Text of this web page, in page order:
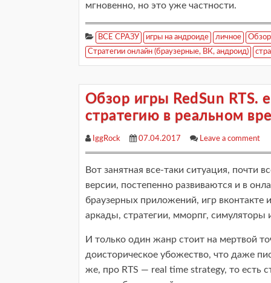
мгновенно, но это уже частности.
ВСЕ СРАЗУ игры на андроиде личное
Стратегии онлайн (браузерные, ВК, андроид)
Обзор игры RedSun RTS.
стратегию в реальном
IggRock 07.04.2017 Leave a comment
Вот занятная все-таки ситуация,
версии, постепенно развиваются и в
браузерных приложений, игр вконтакте
аркады, стратегии, мморпг, симуляторы
И только один жанр стоит на мертвой
доисторическое убожество, что даже
же, про RTS — real time strategy, то есть